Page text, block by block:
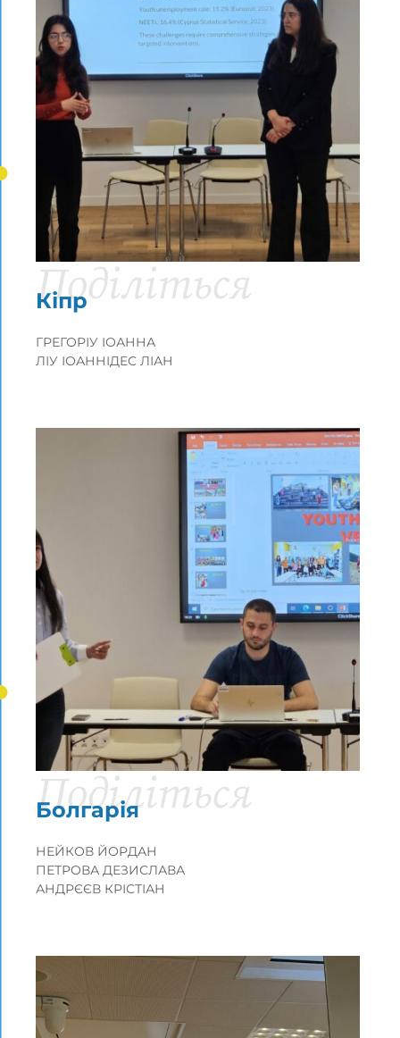
Кіпр
Поділіться
ГРЕГОРІУ ІОАННА
ЛІУ ІОАННІДЕС ЛІАН
Болгарія
Поділіться
НЕЙКОВ ЙОРДАН
ПЕТРОВА ДЕЗИСЛАВА
АНДРЄЄВ КРІСТІАН